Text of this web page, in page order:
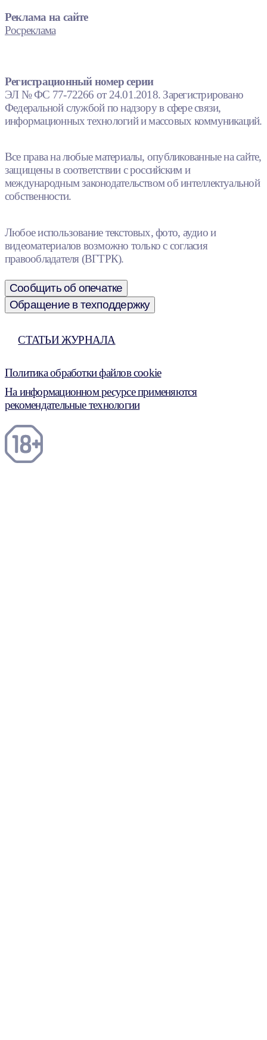
Реклама на сайте
Росреклама
Регистрационный номер серии
ЭЛ № ФС 77-72266 от 24.01.2018. Зарегистрировано
Федеральной службой по надзору в сфере связи,
информационных технологий и массовых коммуникаций.
Все права на любые материалы, опубликованные на сайте,
защищены в соответствии с российским и
международным законодательством об интеллектуальной
собственности.
Любое использование текстовых, фото, аудио и
видеоматериалов возможно только с согласия
правообладателя (ВГТРК).
Сообщить об опечатке
Обращение в техподдержку
СТАТЬИ ЖУРНАЛА
Политика обработки файлов cookie
На информационном ресурсе применяются
рекомендательные технологии